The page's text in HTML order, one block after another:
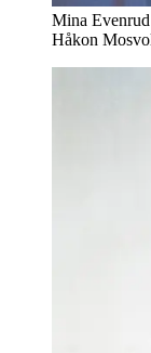
Mina
Håkon